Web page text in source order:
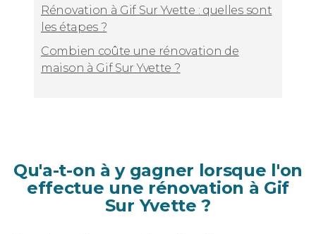
Rénovation à Gif Sur Yvette : quelles sont
les étapes ?
Combien coûte une rénovation de
maison à Gif Sur Yvette ?
Qu'a-t-on à y gagner lorsque l'on
effectue une rénovation à Gif
Sur Yvette ?